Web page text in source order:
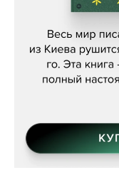
Женя